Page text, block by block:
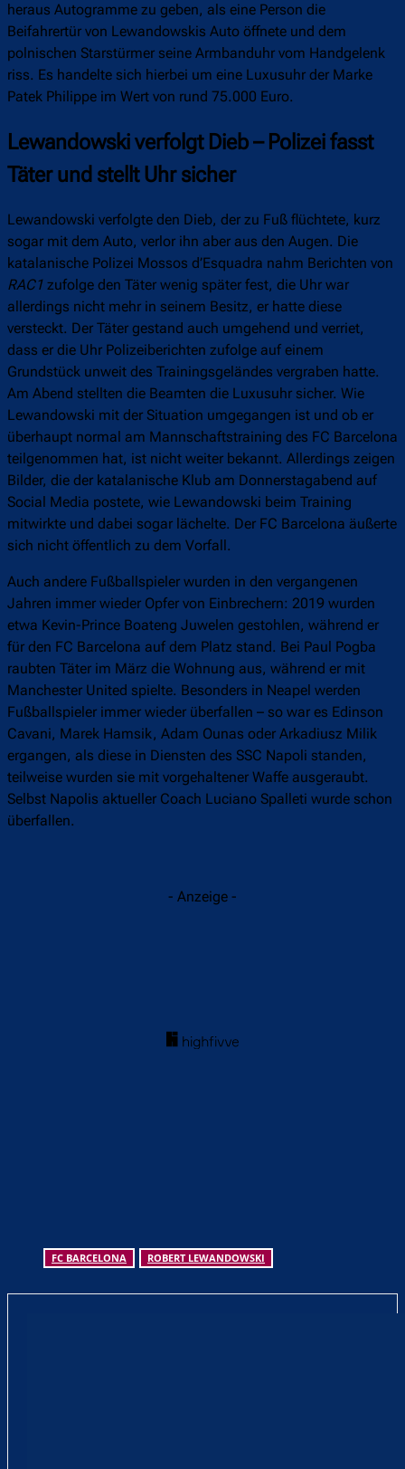
heraus Autogramme zu geben, als eine Person die
Beifahrertür von Lewandowskis Auto öffnete und dem
polnischen Starstürmer seine Armbanduhr vom Handgelenk
riss. Es handelte sich hierbei um eine Luxusuhr der Marke
Patek Philippe im Wert von rund 75.000 Euro.
Lewandowski verfolgt Dieb – Polizei fasst
Täter und stellt Uhr sicher
Lewandowski verfolgte den Dieb, der zu Fuß flüchtete, kurz
sogar mit dem Auto, verlor ihn aber aus den Augen. Die
katalanische Polizei Mossos d’Esquadra nahm Berichten von
RAC1 zufolge den Täter wenig später fest, die Uhr war
allerdings nicht mehr in seinem Besitz, er hatte diese
versteckt. Der Täter gestand auch umgehend und verriet,
dass er die Uhr Polizeiberichten zufolge auf einem
Grundstück unweit des Trainingsgeländes vergraben hatte.
Am Abend stellten die Beamten die Luxusuhr sicher. Wie
Lewandowski mit der Situation umgegangen ist und ob er
überhaupt normal am Mannschaftstraining des FC Barcelona
teilgenommen hat, ist nicht weiter bekannt. Allerdings zeigen
Bilder, die der katalanische Klub am Donnerstagabend auf
Social Media postete, wie Lewandowski beim Training
mitwirkte und dabei sogar lächelte. Der FC Barcelona äußerte
sich nicht öffentlich zu dem Vorfall.
Auch andere Fußballspieler wurden in den vergangenen
Jahren immer wieder Opfer von Einbrechern: 2019 wurden
etwa Kevin-Prince Boateng Juwelen gestohlen, während er
für den FC Barcelona auf dem Platz stand. Bei Paul Pogba
raubten Täter im März die Wohnung aus, während er mit
Manchester United spielte. Besonders in Neapel werden
Fußballspieler immer wieder überfallen – so war es Edinson
Cavani, Marek Hamsik, Adam Ounas oder Arkadiusz Milik
ergangen, als diese in Diensten des SSC Napoli standen,
teilweise wurden sie mit vorgehaltener Waffe ausgeraubt.
Selbst Napolis aktueller Coach Luciano Spalleti wurde schon
überfallen.
- Anzeige -
FC BARCELONA ROBERT LEWANDOWSKI